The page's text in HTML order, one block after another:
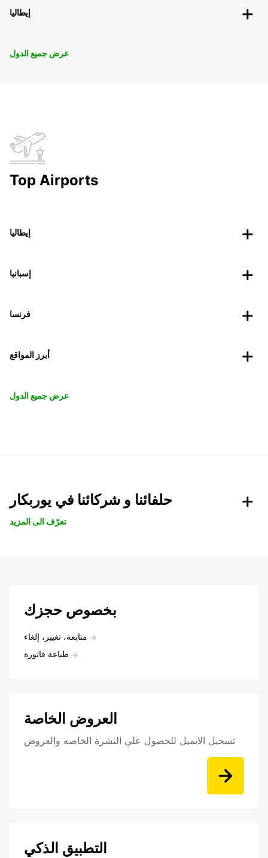
إيطاليا
عرض جميع الدول
Top Airports
إيطاليا
إسبانيا
فرنسا
أبرز المواقع
عرض جميع الدول
حلفائنا و شركائنا في يوربكار
تعرّف الى المزيد
بخصوص حجزك
متابعة، تغيير، إلغاء
طباعة فاتورة
العروض الخاصة
تسجيل الايميل للحصول علي النشرة الخاصه والعروض
التطبيق الذكي